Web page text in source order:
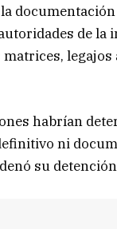
de
habrían
ni
su